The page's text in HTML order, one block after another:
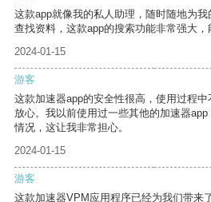
这款app就像我的私人助理，随时随地为
查找资料，这款app的搜索功能非常强大，
2024-01-15
游客
这款加速器app的安全性很高，使用过程
放心。我以前使用过一些其他的加速器
情况，这让我非常担心。
2024-01-15
游客
这款加速器VPM应用程序已经为我们带来